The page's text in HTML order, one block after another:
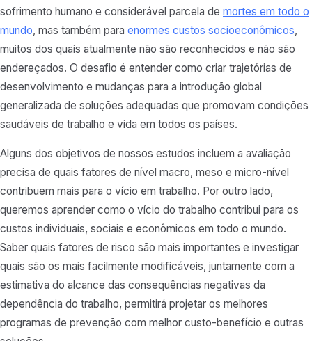
sofrimento humano e considerável parcela de mortes em todo o
mundo, mas também para enormes custos socioeconômicos,
muitos dos quais atualmente não são reconhecidos e não são
endereçados. O desafio é entender como criar trajetórias de
desenvolvimento e mudanças para a introdução global
generalizada de soluções adequadas que promovam condições
saudáveis de trabalho e vida em todos os países.
Alguns dos objetivos de nossos estudos incluem a avaliação
precisa de quais fatores de nível macro, meso e micro-nível
contribuem mais para o vício em trabalho. Por outro lado,
queremos aprender como o vício do trabalho contribui para os
custos individuais, sociais e econômicos em todo o mundo.
Saber quais fatores de risco são mais importantes e investigar
quais são os mais facilmente modificáveis, juntamente com a
estimativa do alcance das consequências negativas da
dependência do trabalho, permitirá projetar os melhores
programas de prevenção com melhor custo-benefício e outras